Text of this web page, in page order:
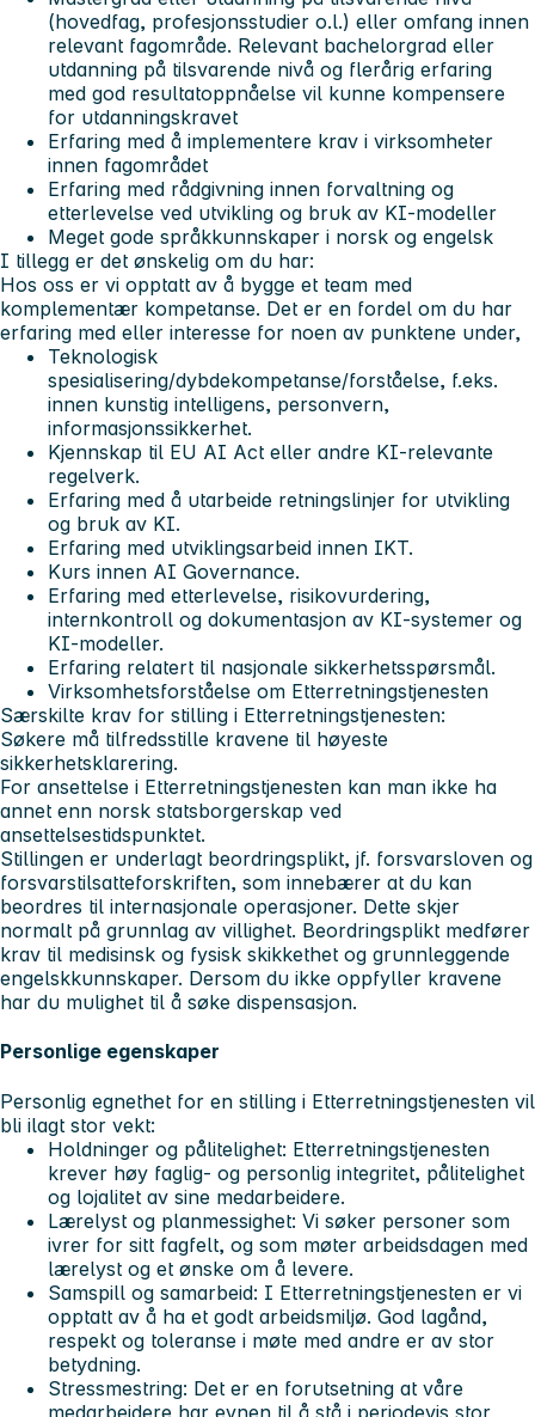
(hovedfag, profesjonsstudier o.l.) eller omfang innen
relevant fagområde. Relevant bachelorgrad eller
utdanning på tilsvarende nivå og flerårig erfaring
med god resultatoppnåelse vil kunne kompensere
for utdanningskravet
Erfaring med å implementere krav i virksomheter
innen fagområdet
Erfaring med rådgivning innen forvaltning og
etterlevelse ved utvikling og bruk av KI-modeller
Meget gode språkkunnskaper i norsk og engelsk
I tillegg er det ønskelig om du har:
Hos oss er vi opptatt av å bygge et team med
komplementær kompetanse. Det er en fordel om du har
erfaring med eller interesse for noen av punktene under,
Teknologisk
spesialisering/dybdekompetanse/forståelse, f.eks.
innen kunstig intelligens, personvern,
informasjonssikkerhet.
Kjennskap til EU AI Act eller andre KI-relevante
regelverk.
Erfaring med å utarbeide retningslinjer for utvikling
og bruk av KI.
Erfaring med utviklingsarbeid innen IKT.
Kurs innen AI Governance.
Erfaring med etterlevelse, risikovurdering,
internkontroll og dokumentasjon av KI-systemer og
KI-modeller.
Erfaring relatert til nasjonale sikkerhetsspørsmål.
Virksomhetsforståelse om Etterretningstjenesten
Særskilte krav for stilling i Etterretningstjenesten:
Søkere må tilfredsstille kravene til høyeste
sikkerhetsklarering.
For ansettelse i Etterretningstjenesten kan man ikke ha
annet enn norsk statsborgerskap ved
ansettelsestidspunktet.
Stillingen er underlagt beordringsplikt, jf. forsvarsloven og
forsvarstilsatteforskriften, som innebærer at du kan
beordres til internasjonale operasjoner. Dette skjer
normalt på grunnlag av villighet. Beordringsplikt medfører
krav til medisinsk og fysisk skikkethet og grunnleggende
engelskkunnskaper. Dersom du ikke oppfyller kravene
har du mulighet til å søke dispensasjon.
Personlige egenskaper
Personlig egnethet for en stilling i Etterretningstjenesten vil
bli ilagt stor vekt:
Holdninger og pålitelighet: Etterretningstjenesten
krever høy faglig- og personlig integritet, pålitelighet
og lojalitet av sine medarbeidere.
Lærelyst og planmessighet: Vi søker personer som
ivrer for sitt fagfelt, og som møter arbeidsdagen med
lærelyst og et ønske om å levere.
Samspill og samarbeid: I Etterretningstjenesten er vi
opptatt av å ha et godt arbeidsmiljø. God lagånd,
respekt og toleranse i møte med andre er av stor
betydning.
Stressmestring: Det er en forutsetning at våre
medarbeidere har evnen til å stå i periodevis stor